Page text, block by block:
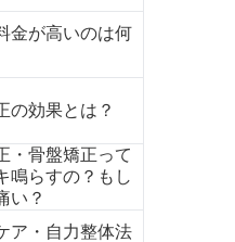
金が高いのは何
の効果とは？
・骨盤矯正って
鳴らすの？もし
い？
ア・自力整体法